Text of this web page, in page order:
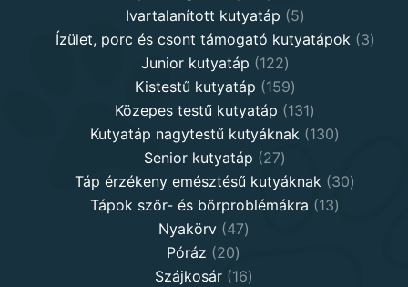
products
Ivartalanított kutyatáp 55
products
Ízület, porc és csont támogató kutyatápok 33
Junior kutyatáp 122122
products
Kistestű kutyatáp 159159
products
Közepes testű kutyatáp 131131
products
Kutyatáp nagytestű kutyáknak 130130
Senior kutyatáp 2727
products
Táp érzékeny emésztésű kutyáknak 3030
Tápok szőr- és bőrproblémákra 1313
Nyakörv 4747
Póráz 2020
products
Szájkosár 1616